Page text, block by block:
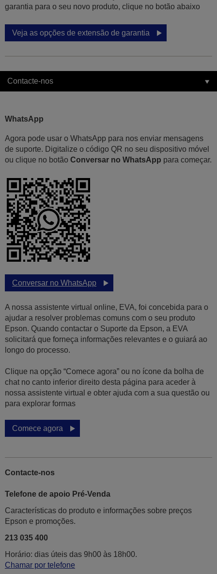
garantia para o seu novo produto, clique no botão abaixo
Veja as opções de extensão de garantia
Contacte-nos
WhatsApp
Agora pode usar o WhatsApp para nos enviar mensagens
de suporte. Digitalize o código QR no seu dispositivo móvel
ou clique no botão Conversar no WhatsApp para começar.
Conversar no WhatsApp
A nossa assistente virtual online, EVA, foi concebida para o
ajudar a resolver problemas comuns com o seu produto
Epson. Quando contactar o Suporte da Epson, a EVA
solicitará que forneça informações relevantes e o guiará ao
longo do processo.
Clique na opção “Comece agora” ou no ícone da bolha de
chat no canto inferior direito desta página para aceder à
nossa assistente virtual e obter ajuda com a sua questão ou
para explorar formas
Comece agora
Contacte-nos
Telefone de apoio Pré-Venda
Características do produto e informações sobre preços
Epson e promoções.
213 035 400
Horário: dias úteis das 9h00 às 18h00.
Chamar por telefone